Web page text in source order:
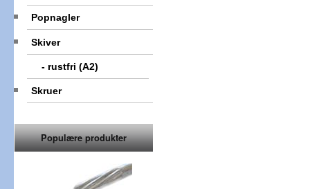
Popnagler
Skiver
- rustfri (A2)
Skruer
Populære produkter